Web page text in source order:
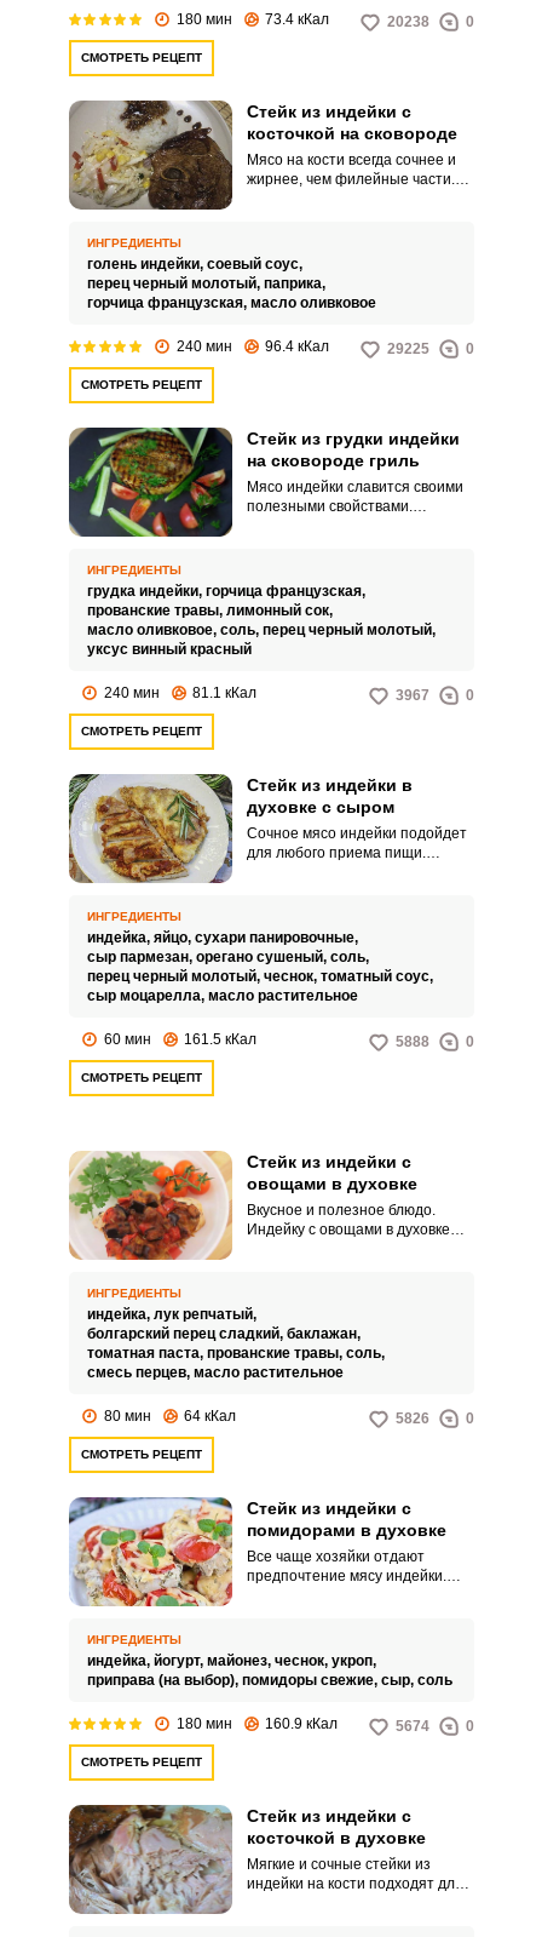
180 мин 73.4 кКал 20238 0
СМОТРЕТЬ РЕЦЕПТ
Стейк из индейки с
косточкой на сковороде
Мясо на кости всегда сочнее и
жирнее, чем филейные части.
ИНГРЕДИЕНТЫ
голень индейки, соевый соус,
перец черный молотый, паприка,
горчица французская, масло оливковое
240 мин 96.4 кКал 29225 0
СМОТРЕТЬ РЕЦЕПТ
Стейк из грудки индейки
на сковороде гриль
Мясо индейки славится своими
полезными свойствами.
ИНГРЕДИЕНТЫ
грудка индейки, горчица французская,
прованские травы, лимонный сок,
масло оливковое, соль, перец черный молотый,
уксус винный красный
240 мин 81.1 кКал 3967 0
СМОТРЕТЬ РЕЦЕПТ
Стейк из индейки в
духовке с сыром
Сочное мясо индейки подойдет
для любого приема пищи.
ИНГРЕДИЕНТЫ
индейка, яйцо, сухари панировочные,
сыр пармезан, орегано сушеный, соль,
перец черный молотый, чеснок, томатный соус,
сыр моцарелла, масло растительное
60 мин 161.5 кКал 5888 0
СМОТРЕТЬ РЕЦЕПТ
Стейк из индейки с
овощами в духовке
Вкусное и полезное блюдо.
Индейку с овощами в духовке
вкусу и предпочтению.
ИНГРЕДИЕНТЫ
индейка, лук репчатый,
болгарский перец сладкий, баклажан,
томатная паста, прованские травы, соль,
смесь перцев, масло растительное
80 мин 64 кКал 5826 0
СМОТРЕТЬ РЕЦЕПТ
Стейк из индейки с
помидорами в духовке
Все чаще хозяйки отдают
предпочтение мясу индейки.
диетическим.
ИНГРЕДИЕНТЫ
индейка, йогурт, майонез, чеснок, укроп,
приправа (на выбор), помидоры свежие, сыр, соль
180 мин 160.9 кКал 5674 0
СМОТРЕТЬ РЕЦЕПТ
Стейк из индейки с
косточкой в духовке
Мягкие и сочные стейки из
индейки на кости подходят для